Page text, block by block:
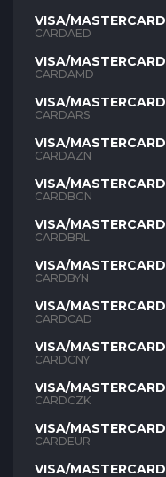
VISA/MASTERCARD
AED
CARDAED
VISA/MASTERCARD
AMD
CARDAMD
VISA/MASTERCARD
ARS
CARDARS
VISA/MASTERCARD
AZN
CARDAZN
VISA/MASTERCARD
BGN
CARDBGN
VISA/MASTERCARD
BRL
CARDBRL
VISA/MASTERCARD
BYN
CARDBYN
VISA/MASTERCARD
CAD
CARDCAD
VISA/MASTERCARD
CNY
CARDCNY
VISA/MASTERCARD
CZK
CARDCZK
VISA/MASTERCARD
EUR
CARDEUR
VISA/MASTERCARD